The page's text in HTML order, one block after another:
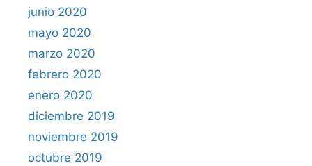
junio 2020
mayo 2020
marzo 2020
febrero 2020
enero 2020
diciembre 2019
noviembre 2019
octubre 2019